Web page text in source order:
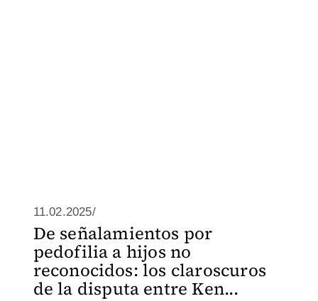
11.02.2025/
De señalamientos por
pedofilia a hijos no
reconocidos: los claroscuros
de la disputa entre Ken...